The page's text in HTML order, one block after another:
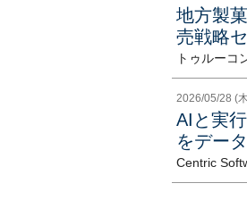
地方製
売戦略
トゥルーコ
2026/05/28 (
AIと実
をデー
Centric